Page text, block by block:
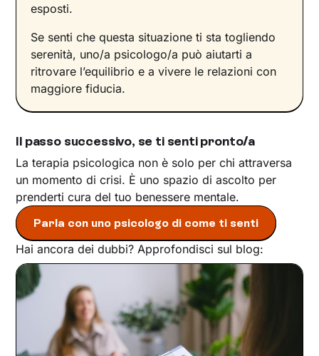
esposti.
Se senti che questa situazione ti sta togliendo
serenità, uno/a psicologo/a può aiutarti a
ritrovare l’equilibrio e a vivere le relazioni con
maggiore fiducia.
Il passo successivo, se ti senti pronto/a
La terapia psicologica non è solo per chi attraversa
un momento di crisi. È uno spazio di ascolto per
prenderti cura del tuo benessere mentale.
Parla con uno psicologo di come ti senti
Hai ancora dei dubbi? Approfondisci sul blog: